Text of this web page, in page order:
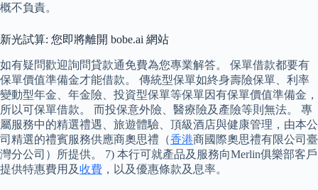
概不負責。
新光試算: 您即將離開 bobe.ai 網站
如有疑問歡迎詢問貸款通免費為您專業解答。 保單借款都要有
保單價值準備金才能借款。 傳統型保單如終身壽險保單、利率
變動型年金、年金險、投資型保單等保單因有保單價值準備金，
所以可保單借款。 而投保意外險、醫療險及產險等則無法。 專
屬服務中的精選禮遇、旅遊體驗、頂級酒店與健康管理，由本公
司精選的禮賓服務供應商奧思禮（香港商國際奧思禮有限公司臺
灣分公司）所提供。 7) 本行可就產品及服務向Merlin俱樂部客戶
提供特惠費用及收費 ，以及優惠條款及息率。